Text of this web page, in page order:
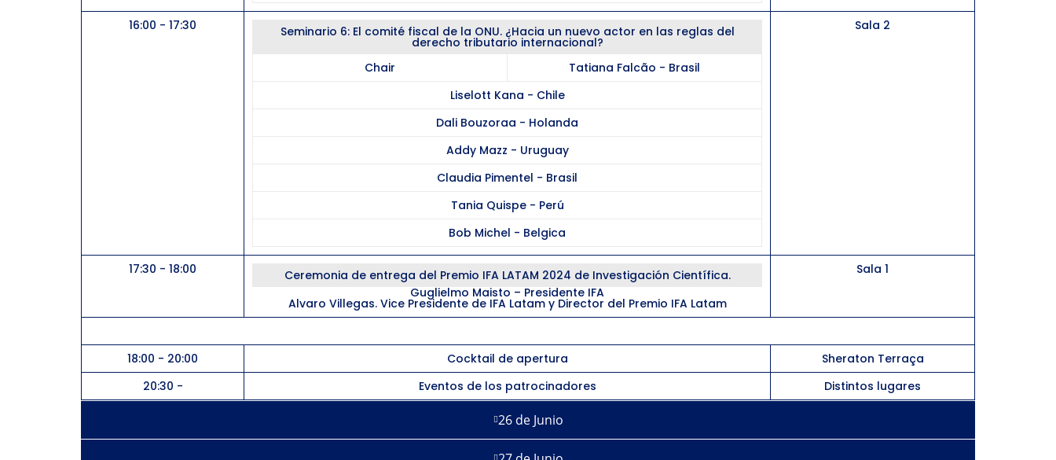
16:00 - 17:30 Seminario 6: El comité fiscal de la ONU. ¿Hacia un nuevo actor en las reglas del
derecho tributario internacional?
Chair
Tatiana Falcão - Brasil
Liselott Kana - Chile
Dali Bouzoraa - Holanda
Addy Mazz - Uruguay
Claudia Pimentel - Brasil
Tania Quispe - Perú
Bob Michel - Belgica
Sala 2
17:30 - 18:00
Ceremonia de entrega del Premio IFA LATAM 2024 de Investigación Científica.
Guglielmo Maisto – Presidente IFA
Alvaro Villegas. Vice Presidente de IFA Latam y Director del Premio IFA Latam
Sala 1
18:00 - 20:00
Cocktail de apertura
Sheraton Terraça
20:30 -
Eventos de los patrocinadores Distintos lugares
26 de Junio